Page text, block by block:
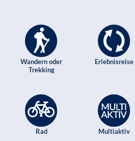
Wandern oder
Trekking
Erlebnisreise
Rad Multiaktiv